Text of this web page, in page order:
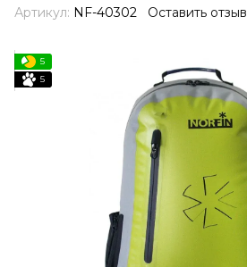
Артикул: NF-40302 Оставить отзыв
5
5